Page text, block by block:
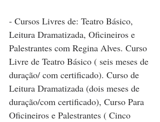
- Cursos Livres de: Teatro Básico,
Leitura Dramatizada, Oficineiros e
Palestrantes com Regina Alves. Curso
Livre de Teatro Básico ( seis meses de
duração/ com certificado). Curso de
Leitura Dramatizada (dois meses de
duração/com certificado), Curso Para
Oficineiros e Palestrantes ( Cinco